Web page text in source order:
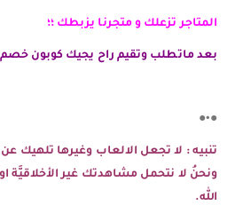
المتاجر تزعلك و متجرنا يزبطك ؛؛
بعد ماتطلب وتقيم راح يجيك كوبون
●•●
تنبيه : لا تجعل الالعاب وغيرها تلهيك عن
ونحنُ لا نتحمل مشاهدتك غير الأخلاقيَّة
الله.